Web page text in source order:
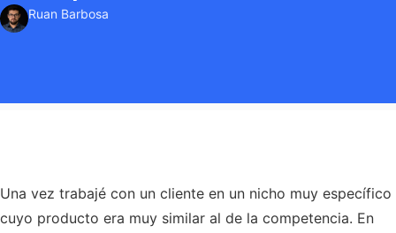
Ruan Barbosa
Una vez trabajé con un cliente en un nicho muy específico
cuyo producto era muy similar al de la competencia. En